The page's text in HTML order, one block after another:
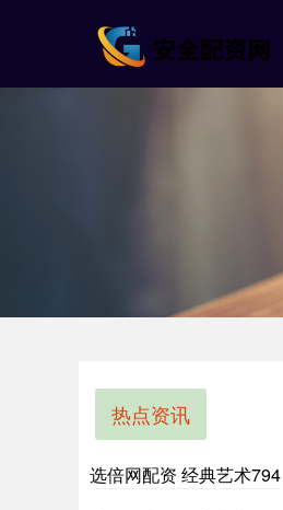
热点资讯
选倍网配资 经典艺术794